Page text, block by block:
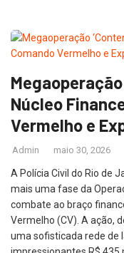
Núcleo
Vermelho e
Admin maio 30, 2026
A Polícia Civil do Rio de
mais uma fase da
combate ao braço
Vermelho (CV). A ação,
uma sofisticada rede de